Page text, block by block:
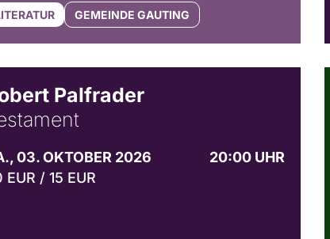
GEMEINDE GAUTING
Palfrader
03. OKTOBER 2026
20:00 UHR
EUR / 15 EUR